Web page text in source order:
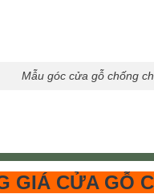
Mẫu góc cửa gỗ chống
GIÁ CỬA GỖ